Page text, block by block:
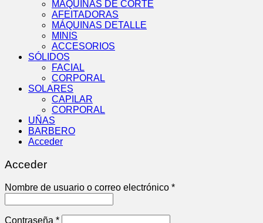
MÁQUINAS DE CORTE
AFEITADORAS
MÁQUINAS DETALLE
MINIS
ACCESORIOS
SÓLIDOS
FACIAL
CORPORAL
SOLARES
CAPILAR
CORPORAL
UÑAS
BARBERO
Acceder
Acceder
Nombre de usuario o correo electrónico *Obligatorio
Contraseña *Obligatorio